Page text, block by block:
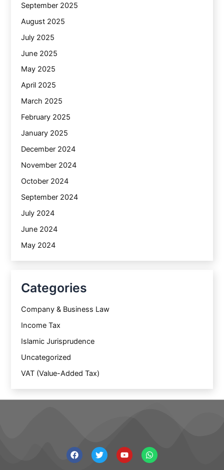
September 2025
August 2025
July 2025
June 2025
May 2025
April 2025
March 2025
February 2025
January 2025
December 2024
November 2024
October 2024
September 2024
July 2024
June 2024
May 2024
Categories
Company & Business Law
Income Tax
Islamic Jurisprudence
Uncategorized
VAT (Value-Added Tax)
F
a
T
w
Y
o
W
h